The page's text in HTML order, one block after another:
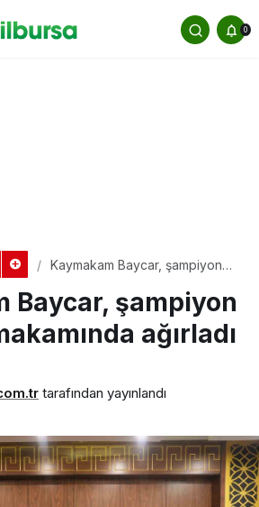
0
Kaymakam Baycar, şampiyon
Baycar, şampiyon
ağırladı
tarafından yayınlandı
Baycar, şampiyon takımları